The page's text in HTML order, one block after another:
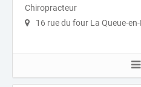
Chiropracteur
16 rue du four La Queue-